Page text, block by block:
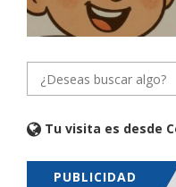
Tu visita es desde
PUBLICIDAD